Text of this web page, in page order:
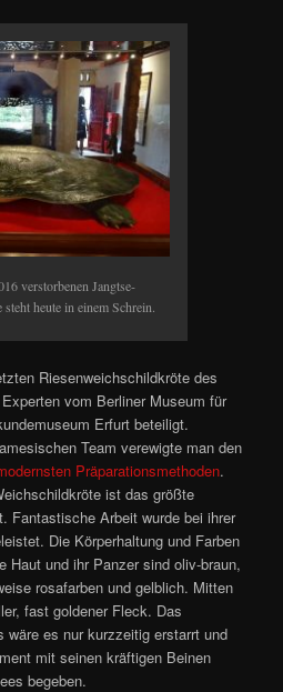
verstorbenen Jangtse-
heute in einem Schrein.
Riesenweichschildkröte des
vom Berliner Museum für
Erfurt beteiligt.
Team verewigte man den
Präparationsmethoden.
ist das größte
Fantastische Arbeit wurde bei ihrer
Die Körperhaltung und Farben
Haut und ihr Panzer sind oliv-braun,
rosafarben und gelblich. Mitten
fast goldener Fleck. Das
es nur kurzzeitig erstarrt und
mit seinen kräftigen Beinen
begeben.